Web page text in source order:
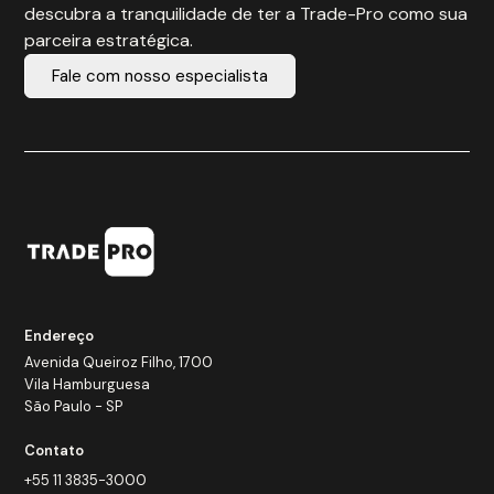
descubra a tranquilidade de ter a Trade-Pro como sua
parceira estratégica.
Fale com nosso especialista
Endereço
Avenida Queiroz Filho, 1700
Vila Hamburguesa
São Paulo - SP
Contato
+55 11 3835-3000